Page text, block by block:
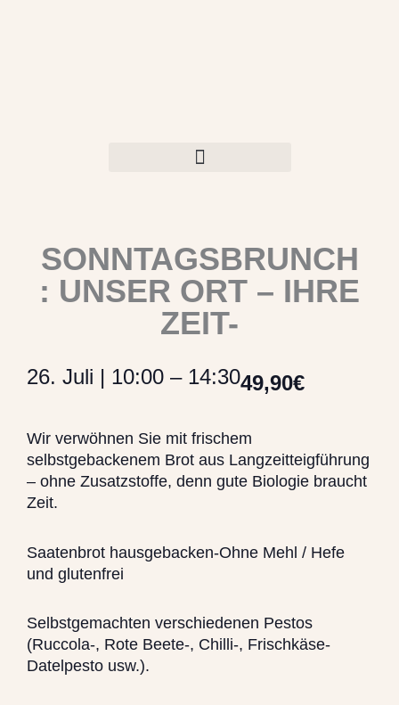
SONNTAGSBRUNCH
: UNSER ORT – IHRE
ZEIT-
26. Juli | 10:00 – 14:3049,90€
Wir verwöhnen Sie mit frischem
selbstgebackenem Brot aus Langzeitteigführung
– ohne Zusatzstoffe, denn gute Biologie braucht
Zeit.
Saatenbrot hausgebacken-Ohne Mehl / Hefe
und glutenfrei
Selbstgemachten verschiedenen Pestos
(Ruccola-, Rote Beete-, Chilli-, Frischkäse-
Datelpesto usw.).